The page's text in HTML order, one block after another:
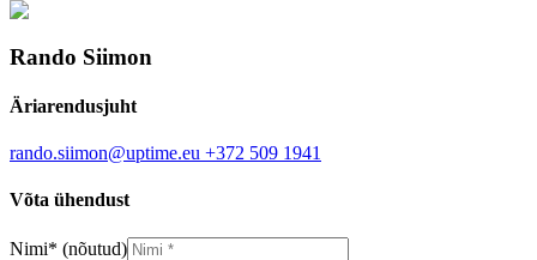
Rando Siimon
Äriarendusjuht
rando.siimon@uptime.eu +372 509 1941
Võta ühendust
Nimi* (nõutud)